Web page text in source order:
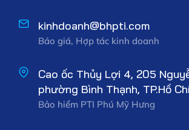
kinhdoanh@bhpti.com
Báo giá, Hợp tác kinh doanh
Cao ốc Thủy Lợi 4, 205
phường Bình Thạnh, TP.Hồ
Bảo hiểm PTI Phú Mỹ Hưng